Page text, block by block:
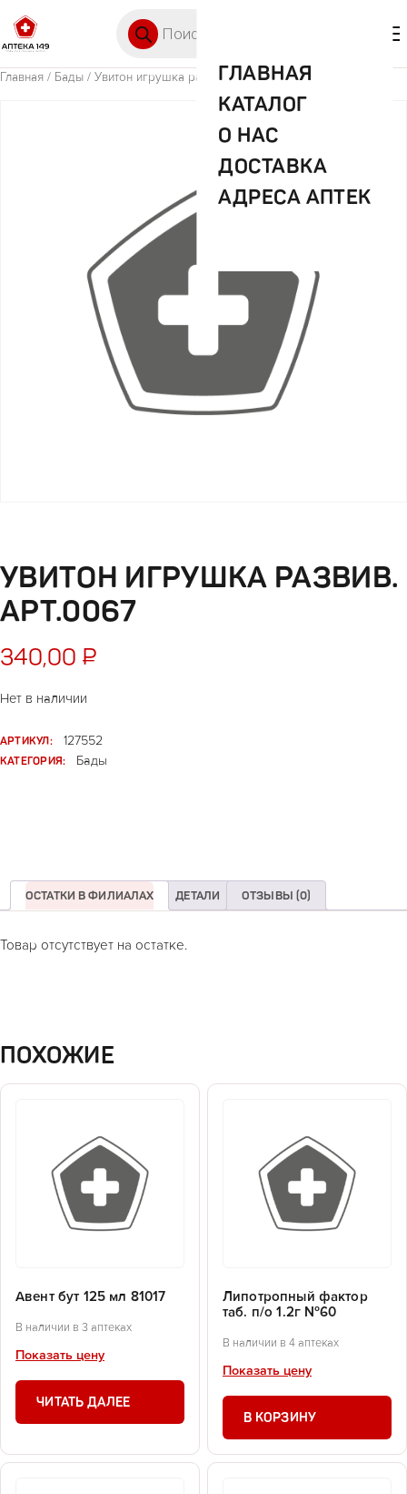
ГЛАВНАЯ
КАТАЛОГ
О НАС
ДОСТАВКА
АДРЕСА АПТЕК
Главная / Бады / Увитон игрушка развив. арт.0067
УВИТОН ИГРУШКА РАЗВИВ.
АРТ.0067
340,00 ₽
Нет в наличии
АРТИКУЛ:
127552
КАТЕГОРИЯ:
Бады
ОСТАТКИ В ФИЛИАЛАХ ДЕТАЛИ ОТЗЫВЫ (0)
Товар отсутствует на остатке.
ПОХОЖИЕ
Авент бут 125 мл 81017
В наличии в 3 аптеках
Показать цену
ЧИТАТЬ ДАЛЕЕ
Липотропный фактор
таб. п/о 1.2г №60
В наличии в 4 аптеках
Показать цену
В КОРЗИНУ